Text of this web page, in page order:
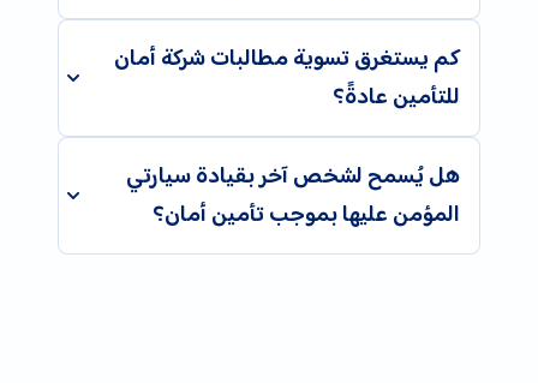
كم يستغرق تسوية مطالبات شركة أمان
للتأمين عادةً؟
هل يُسمح لشخص آخر بقيادة سيارتي
المؤمن عليها بموجب تأمين أمان؟